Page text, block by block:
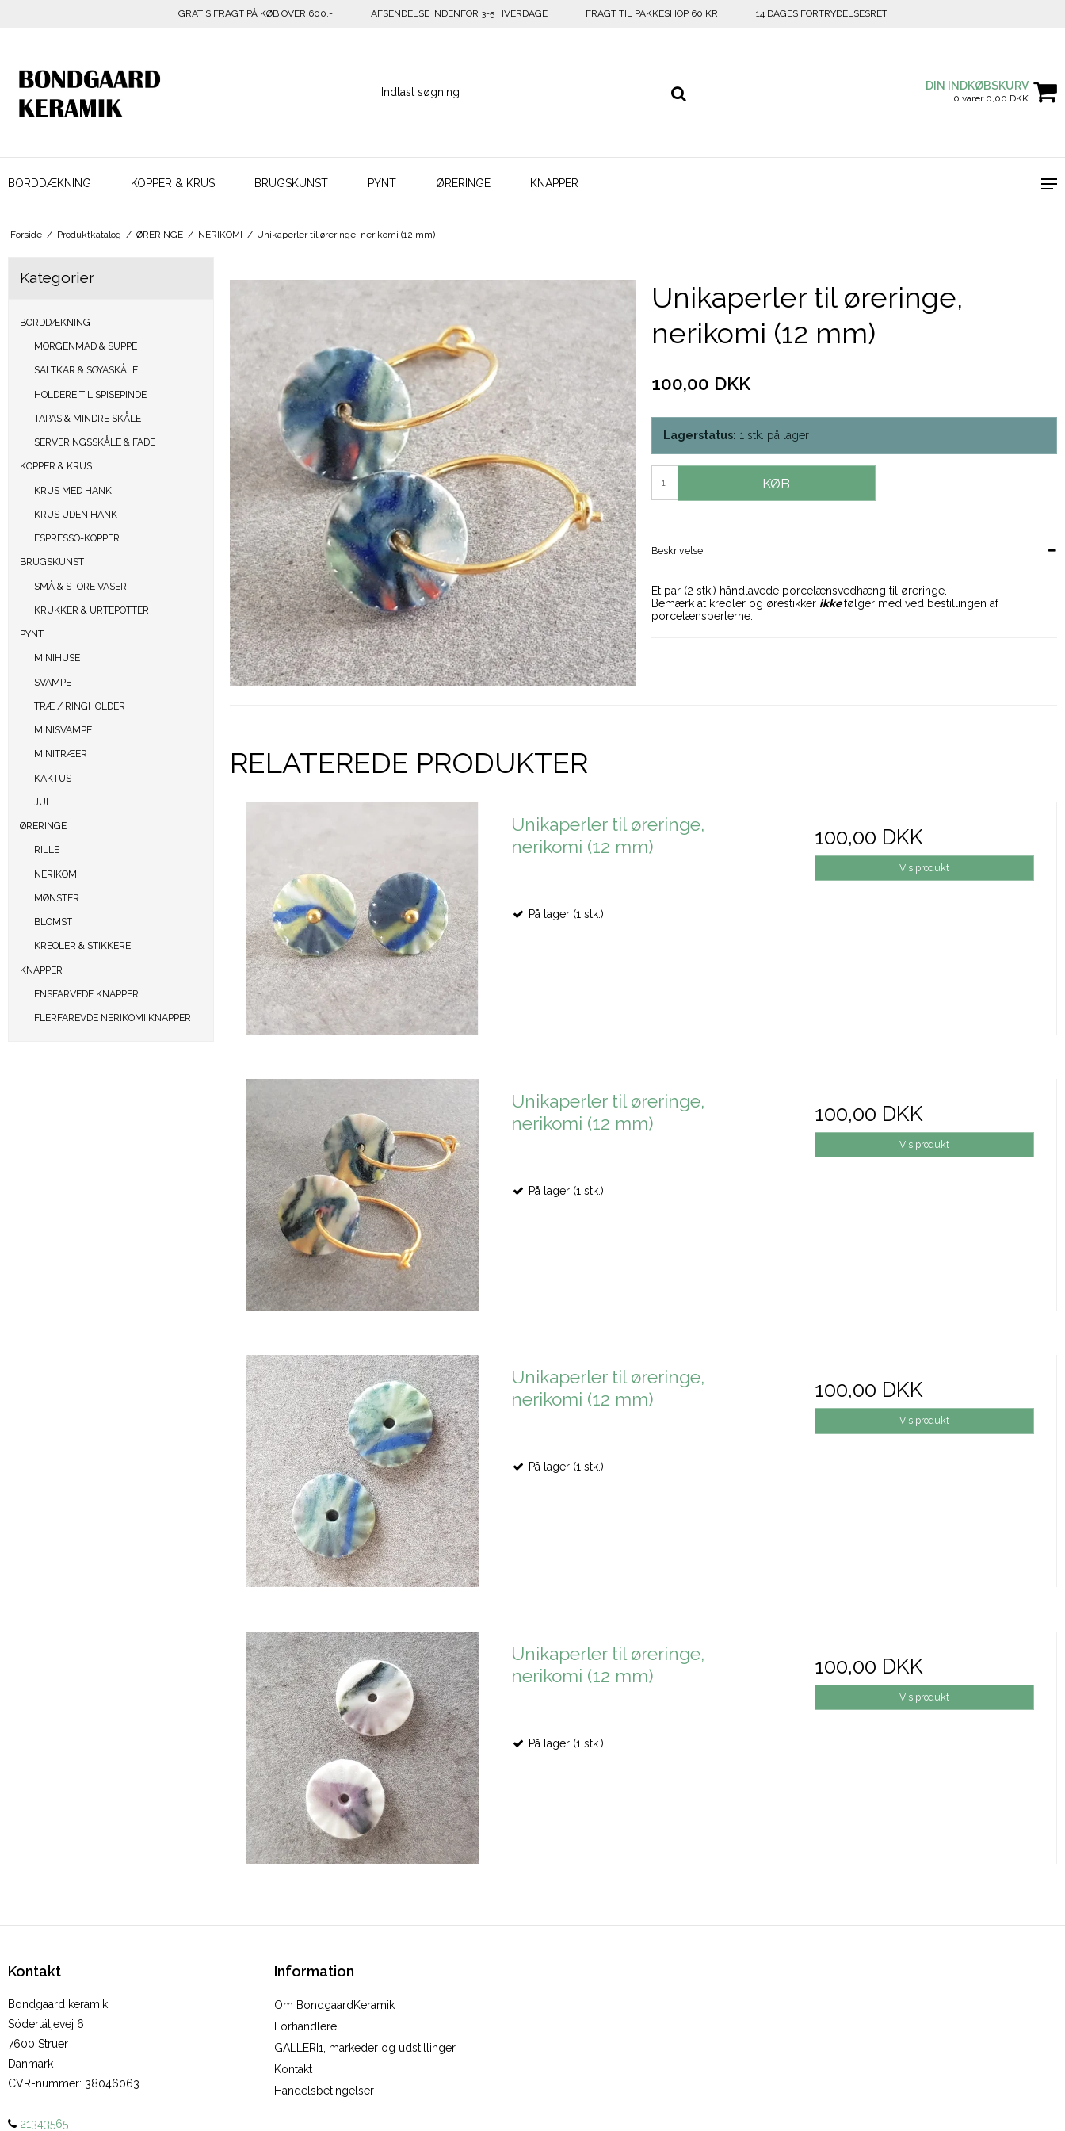
GRATIS FRAGT PÅ KØB OVER 600,- AFSENDELSE INDENFOR 3-5 HVERDAGE FRAGT TIL PAKKESHOP 60 KR 14 DAGES FORTRYDELSESRET
DIN INDKØBSKURV
0 varer 0,00 DKK
BORDDÆKNING KOPPER & KRUS BRUGSKUNST PYNT ØRERINGE KNAPPER
Forside / Produktkatalog / ØRERINGE / NERIKOMI / Unikaperler til øreringe, nerikomi (12 mm)
Kategorier
BORDDÆKNING
MORGENMAD & SUPPE
SALTKAR & SOYASKÅLE
HOLDERE TIL SPISEPINDE
TAPAS & MINDRE SKÅLE
SERVERINGSSKÅLE & FADE
KOPPER & KRUS
KRUS MED HANK
KRUS UDEN HANK
ESPRESSO-KOPPER
BRUGSKUNST
SMÅ & STORE VASER
KRUKKER & URTEPOTTER
PYNT
MINIHUSE
SVAMPE
TRÆ / RINGHOLDER
MINISVAMPE
MINITRÆER
KAKTUS
JUL
ØRERINGE
RILLE
NERIKOMI
MØNSTER
BLOMST
KREOLER & STIKKERE
KNAPPER
ENSFARVEDE KNAPPER
FLERFAREVDE NERIKOMI KNAPPER
Unikaperler til øreringe,
nerikomi (12 mm)
100,00 DKK
Lagerstatus: 1 stk. på lager
KØB
Beskrivelse
Et par (2 stk.) håndlavede porcelænsvedhæng til øreringe.
Bemærk at kreoler og ørestikker ikkefølger med ved bestillingen af
porcelænsperlerne.
RELATEREDE PRODUKTER
Unikaperler til øreringe,
nerikomi (12 mm)
På lager (1 stk.)
100,00 DKK
Vis produkt
Unikaperler til øreringe,
nerikomi (12 mm)
På lager (1 stk.)
100,00 DKK
Vis produkt
Unikaperler til øreringe,
nerikomi (12 mm)
På lager (1 stk.)
100,00 DKK
Vis produkt
Unikaperler til øreringe,
nerikomi (12 mm)
På lager (1 stk.)
100,00 DKK
Vis produkt
Kontakt
Bondgaard keramik
Södertäljevej 6
7600 Struer
Danmark
CVR-nummer: 38046063
21343565
Information
Om BondgaardKeramik
Forhandlere
GALLERI1, markeder og udstillinger
Kontakt
Handelsbetingelser